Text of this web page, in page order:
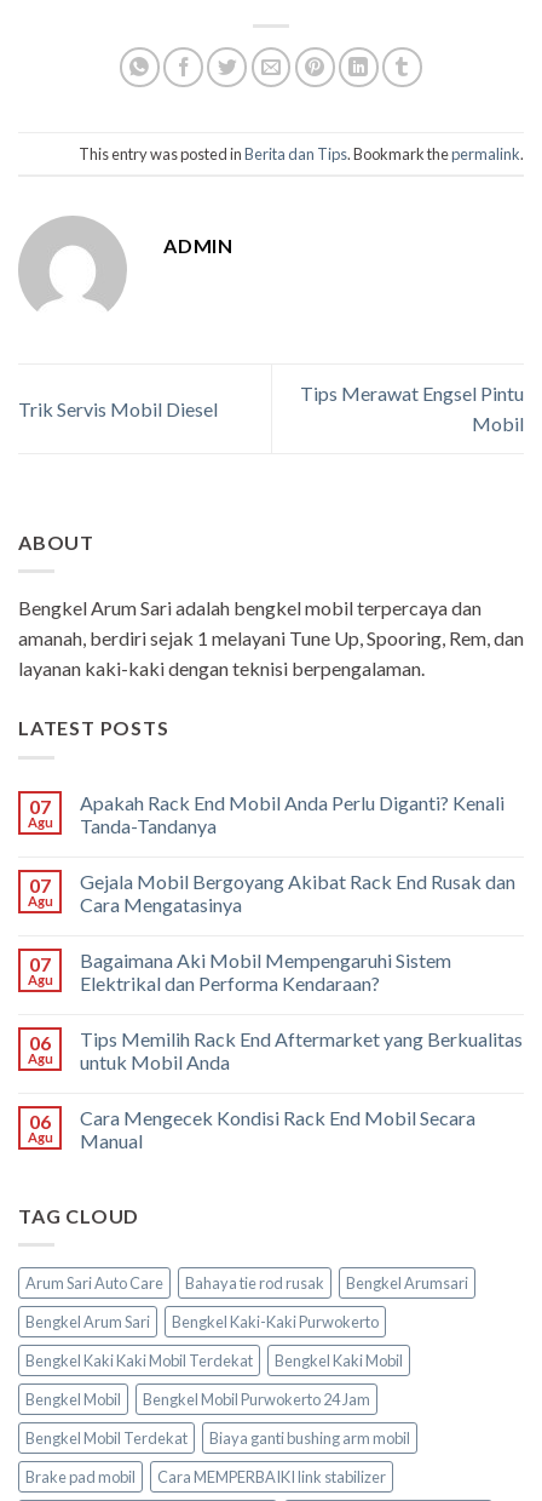
ABOUT
Bengkel Arum Sari adalah bengkel mobil terpercaya dan
amanah, berdiri sejak 1 melayani Tune Up, Spooring, Rem, dan
layanan kaki-kaki dengan teknisi berpengalaman.
LATEST POSTS
07
Agu
Apakah Rack End Mobil Anda Perlu Diganti? Kenali
Tanda-Tandanya
07
Agu
Gejala Mobil Bergoyang Akibat Rack End Rusak dan
Cara Mengatasinya
07
Agu
Bagaimana Aki Mobil Mempengaruhi Sistem
Elektrikal dan Performa Kendaraan?
06
Agu
Tips Memilih Rack End Aftermarket yang Berkualitas
untuk Mobil Anda
06
Agu
Cara Mengecek Kondisi Rack End Mobil Secara
Manual
TAG CLOUD
Arum Sari Auto Care Bahaya tie rod rusak
Bengkel Arumsari
Bengkel Arum Sari
Bengkel Kaki-Kaki Purwokerto
Bengkel Kaki Kaki Mobil Terdekat
Bengkel Kaki Mobil
Bengkel Mobil
Bengkel Mobil Purwokerto 24 Jam
Bengkel Mobil Terdekat
Biaya ganti bushing arm mobil
Brake pad mobil
Cara MEMPERBAIKI link stabilizer
This entry was posted inBerita dan Tips. Bookmark thepermalink.
ADMIN
Trik Servis Mobil Diesel
Tips Merawat Engsel Pintu
Mobil